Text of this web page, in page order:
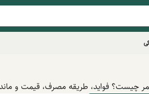
فواید، طریقه مصرف، قیمت و